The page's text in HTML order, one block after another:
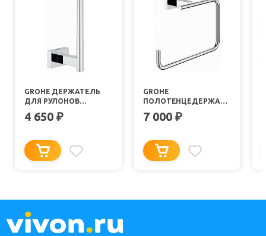
GROHE ДЕРЖАТЕЛЬ
ДЛЯ РУЛОНОВ
ESSENTIALS CUBE
40623000
4 650 ₽
GROHE
ПОЛОТЕНЦЕДЕРЖАТЕЛЬ
ESSENTIALS CUBE
40510000
7 000 ₽